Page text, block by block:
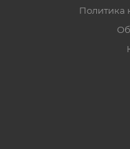
Политика